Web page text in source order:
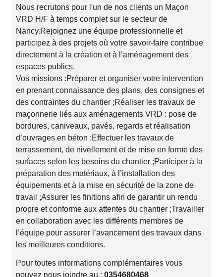
Nous recrutons pour l'un de nos clients un Maçon
VRD H/F à temps complet sur le secteur de
Nancy.Rejoignez une équipe professionnelle et
participez à des projets où votre savoir-faire contribue
directement à la création et à l’aménagement des
espaces publics.
Vos missions :Préparer et organiser votre intervention
en prenant connaissance des plans, des consignes et
des contraintes du chantier ;Réaliser les travaux de
maçonnerie liés aux aménagements VRD : pose de
bordures, caniveaux, pavés, regards et réalisation
d’ouvrages en béton ;Effectuer les travaux de
terrassement, de nivellement et de mise en forme des
surfaces selon les besoins du chantier ;Participer à la
préparation des matériaux, à l’installation des
équipements et à la mise en sécurité de la zone de
travail ;Assurer les finitions afin de garantir un rendu
propre et conforme aux attentes du chantier ;Travailler
en collaboration avec les différents membres de
l’équipe pour assurer l’avancement des travaux dans
les meilleures conditions.
Pour toutes informations complémentaires vous
pouvez nous joindre au :0354680468